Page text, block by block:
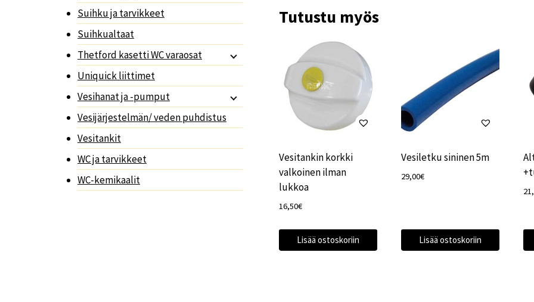
Tutustu myös
Vesitankin korkki
valkoinen ilman
lukkoa
16,50€
Lisää ostoskoriin
Vesiletku sininen 5m
29,00€
Lisää ostoskoriin
Suihku ja tarvikkeet
Suihkualtaat
Thetford kasetti WC varaosat
Uniquick liittimet
Vesihanat ja -pumput
Vesijärjestelmän/ veden puhdistus
Vesitankit
WC ja tarvikkeet
WC-kemikaalit